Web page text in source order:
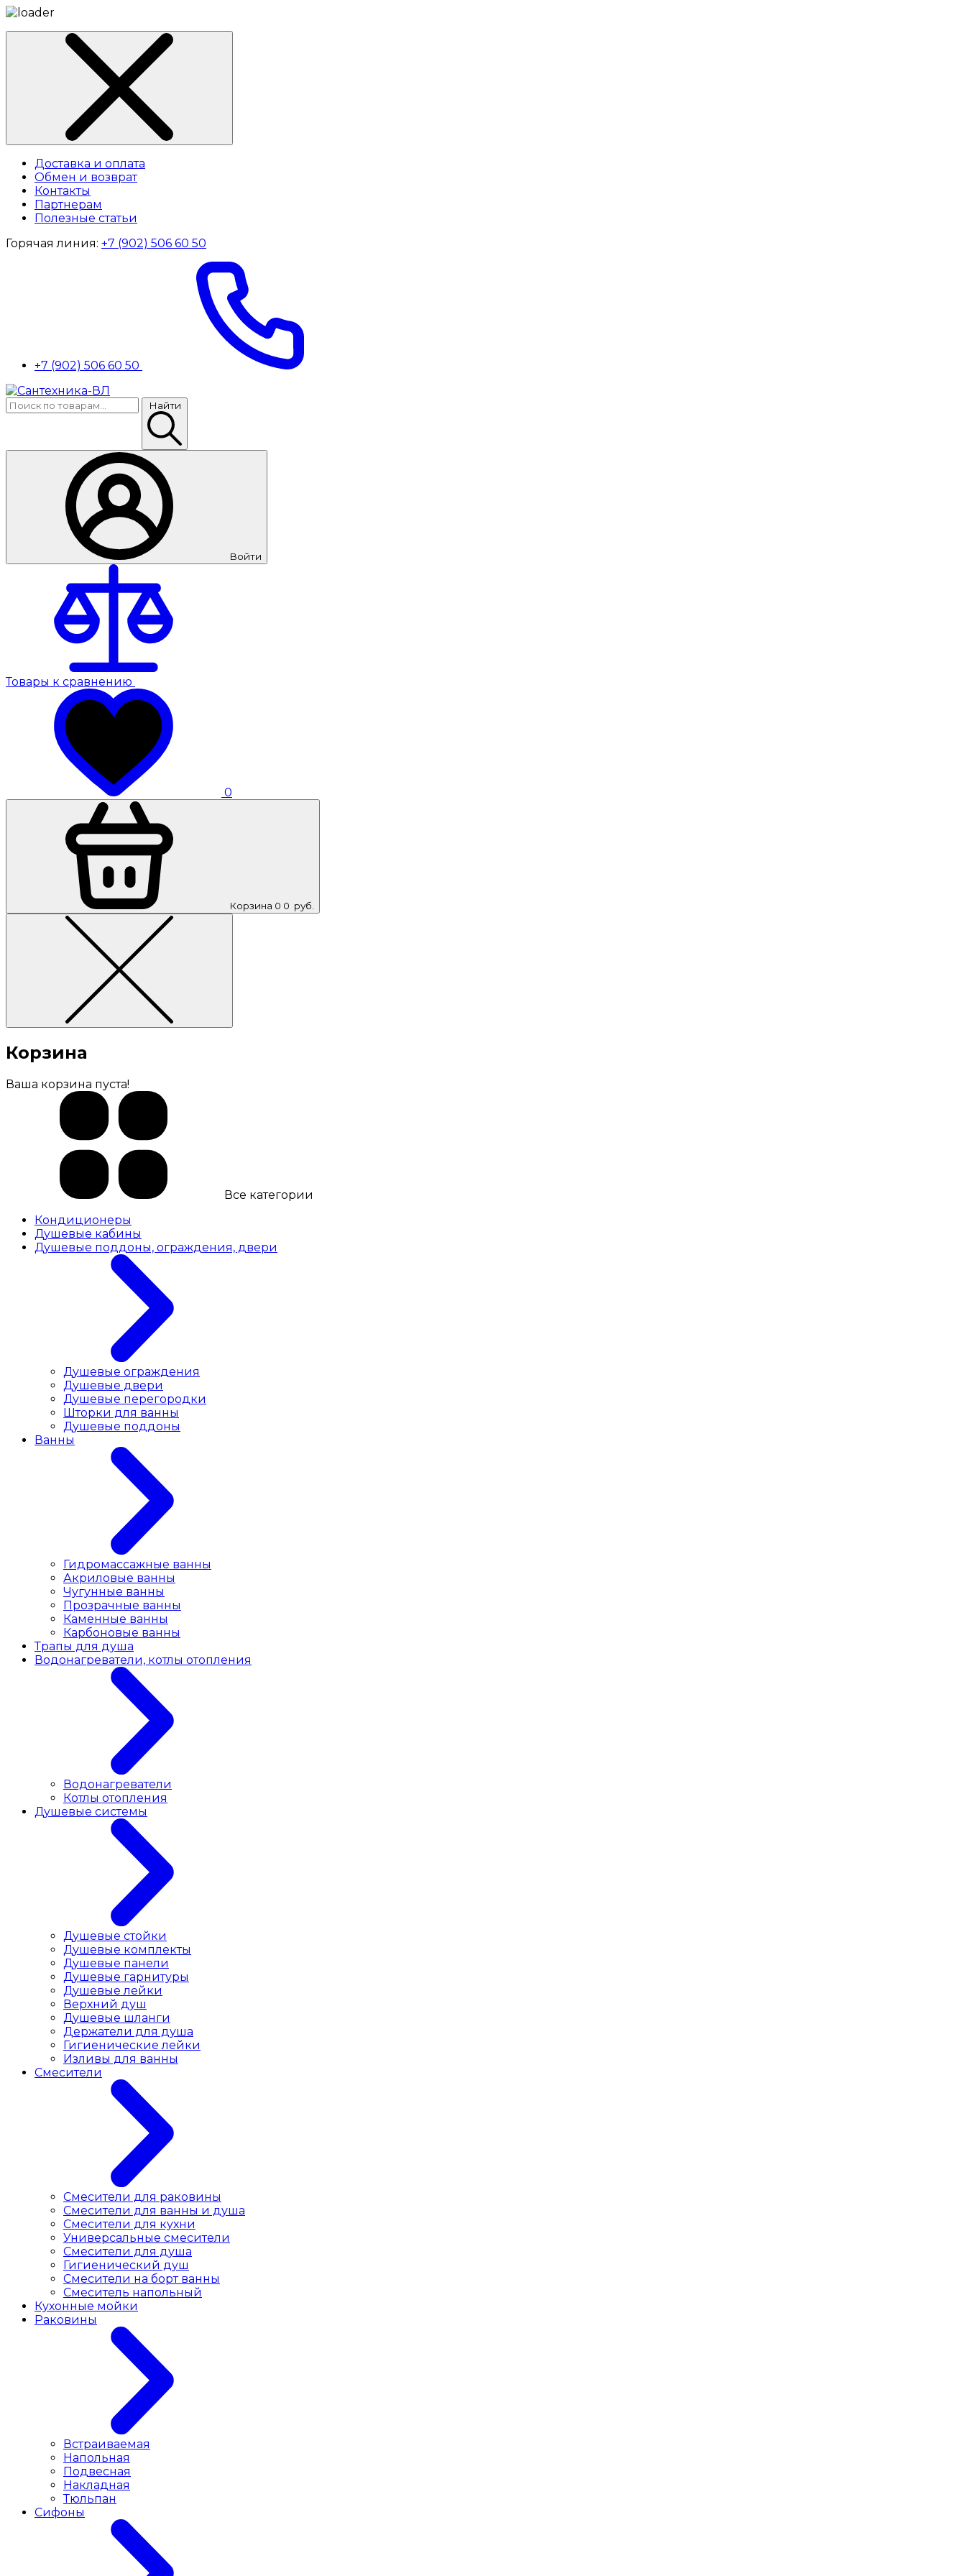
Доставка и оплата
Обмен и возврат
Контакты
Партнерам
Полезные статьи
Горячая линия: +7 (902) 506 60 50
+7 (902) 506 60 50
Найти
Войти
Товары к сравнению
0
Корзина 0 0 руб.
Корзина
Ваша корзина пуста!
Все категории
Кондиционеры
Душевые кабины
Душевые поддоны, ограждения, двери
Душевые ограждения
Душевые двери
Душевые перегородки
Шторки для ванны
Душевые поддоны
Ванны
Гидромассажные ванны
Акриловые ванны
Чугунные ванны
Прозрачные ванны
Каменные ванны
Карбоновые ванны
Трапы для душа
Водонагреватели, котлы отопления
Водонагреватели
Котлы отопления
Душевые системы
Душевые стойки
Душевые комплекты
Душевые панели
Душевые гарнитуры
Душевые лейки
Верхний душ
Душевые шланги
Держатели для душа
Гигиенические лейки
Изливы для ванны
Смесители
Смесители для раковины
Cмесители для ванны и душа
Смесители для кухни
Универсальные смесители
Смесители для душа
Гигиенический душ
Смесители на борт ванны
Смеситель напольный
Кухонные мойки
Раковины
Встраиваемая
Напольная
Подвесная
Накладная
Тюльпан
Сифоны